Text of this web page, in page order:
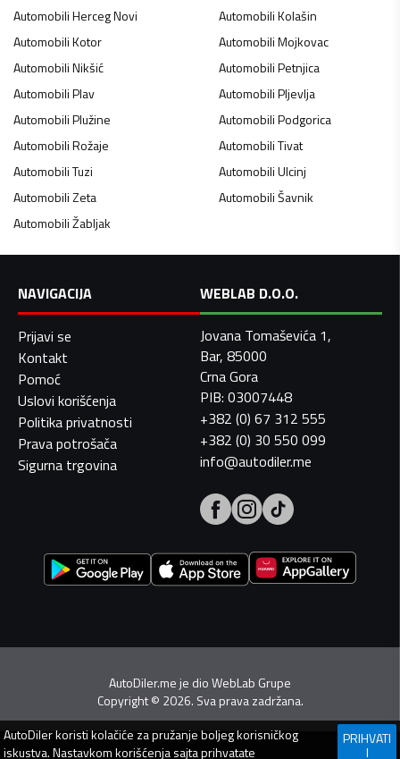
AutomobiliHerceg Novi AutomobiliKolašin
AutomobiliKotor AutomobiliMojkovac
AutomobiliNikšić AutomobiliPetnjica
AutomobiliPlav AutomobiliPljevlja
AutomobiliPlužine AutomobiliPodgorica
AutomobiliRožaje AutomobiliTivat
AutomobiliTuzi AutomobiliUlcinj
AutomobiliZeta AutomobiliŠavnik
AutomobiliŽabljak
NAVIGACIJA
Prijavi se
Kontakt
Pomoć
Uslovi korišćenja
Politika privatnosti
Prava potrošača
Sigurna trgovina
WEBLAB D.O.O.
Jovana Tomaševića 1,
Bar, 85000
Crna Gora
PIB: 03007448
+382 (0) 67 312 555
+382 (0) 30 550 099
info@autodiler.me
AutoDiler.me je dioWebLab Grupe
Copyright© 2026. Sva prava zadržana.
AutoDilerkoristi kolačiće za pružanje boljeg korisničkog
iskustva. Nastavkom korišćenja sajta prihvatate
PRIHVATI
I